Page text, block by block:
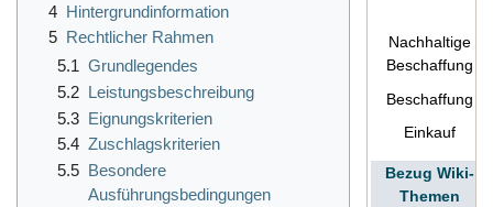
Nachhaltige
Beschaffung
Beschaffung
Einkauf
Bezug Wiki-
Themen
4 Hintergrundinformation
5 Rechtlicher Rahmen
5.1 Grundlegendes
5.2 Leistungsbeschreibung
5.3 Eignungskriterien
5.4 Zuschlagskriterien
5.5 Besondere
Ausführungsbedingungen